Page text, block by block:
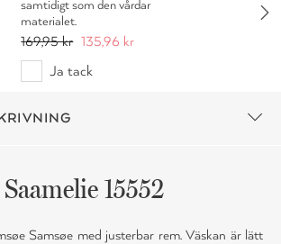
samtidigt som den vårdar
materialet.
169,95 kr 135,96 kr
Ja tack
15552
Samsøe med justerbar rem. Väskan är lätt